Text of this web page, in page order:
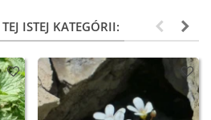
ISTEJ KATEGÓRII: